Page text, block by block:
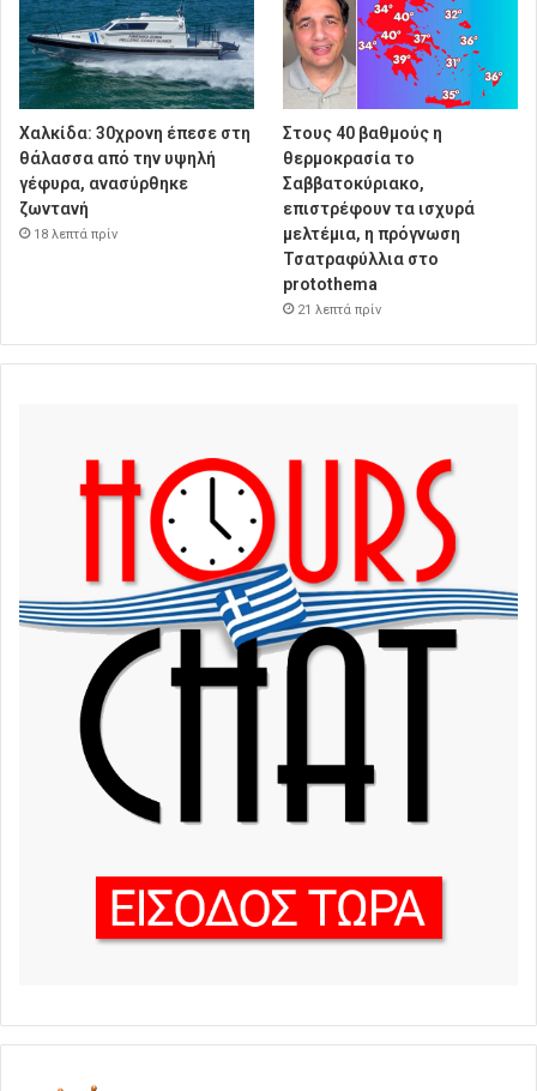
Χαλκίδα: 30χρονη έπεσε στη
θάλασσα από την υψηλή
γέφυρα, ανασύρθηκε
ζωντανή
18 λεπτά πρίν
Στους 40 βαθμούς η
θερμοκρασία το
Σαββατοκύριακο,
επιστρέφουν τα ισχυρά
μελτέμια, η πρόγνωση
Τσατραφύλλια στο
protothema
21 λεπτά πρίν